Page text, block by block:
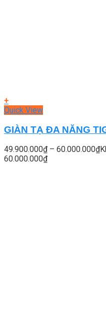
+
Quick View
GIÀN TẠ ĐA NĂNG
49.900.000₫ – 60.000.000₫
60.000.000₫